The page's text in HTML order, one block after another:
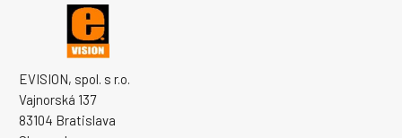
EVISION, spol. s r.o.
Vajnorská 137
83104 Bratislava